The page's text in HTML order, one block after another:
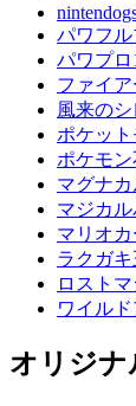
パワフ
パワプロ
ファイ
風来の
ポケッ
ポケモ
マグナカ
マジカ
マリオカ
ラクガキ
ロスト
ワイル
オリジナ